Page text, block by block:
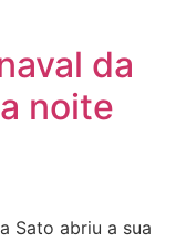
da
noite
Sato abriu a sua